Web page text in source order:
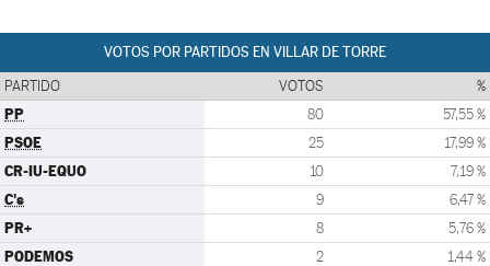
VOTOS POR PARTIDOS EN VILLAR DE TORRE
PARTIDO VOTOS %
PP 80 57,55 %
PSOE 25 17,99 %
CR-IU-EQUO 10 7,19 %
C's 9 6,47 %
PR+ 8 5,76 %
PODEMOS 2 1,44 %